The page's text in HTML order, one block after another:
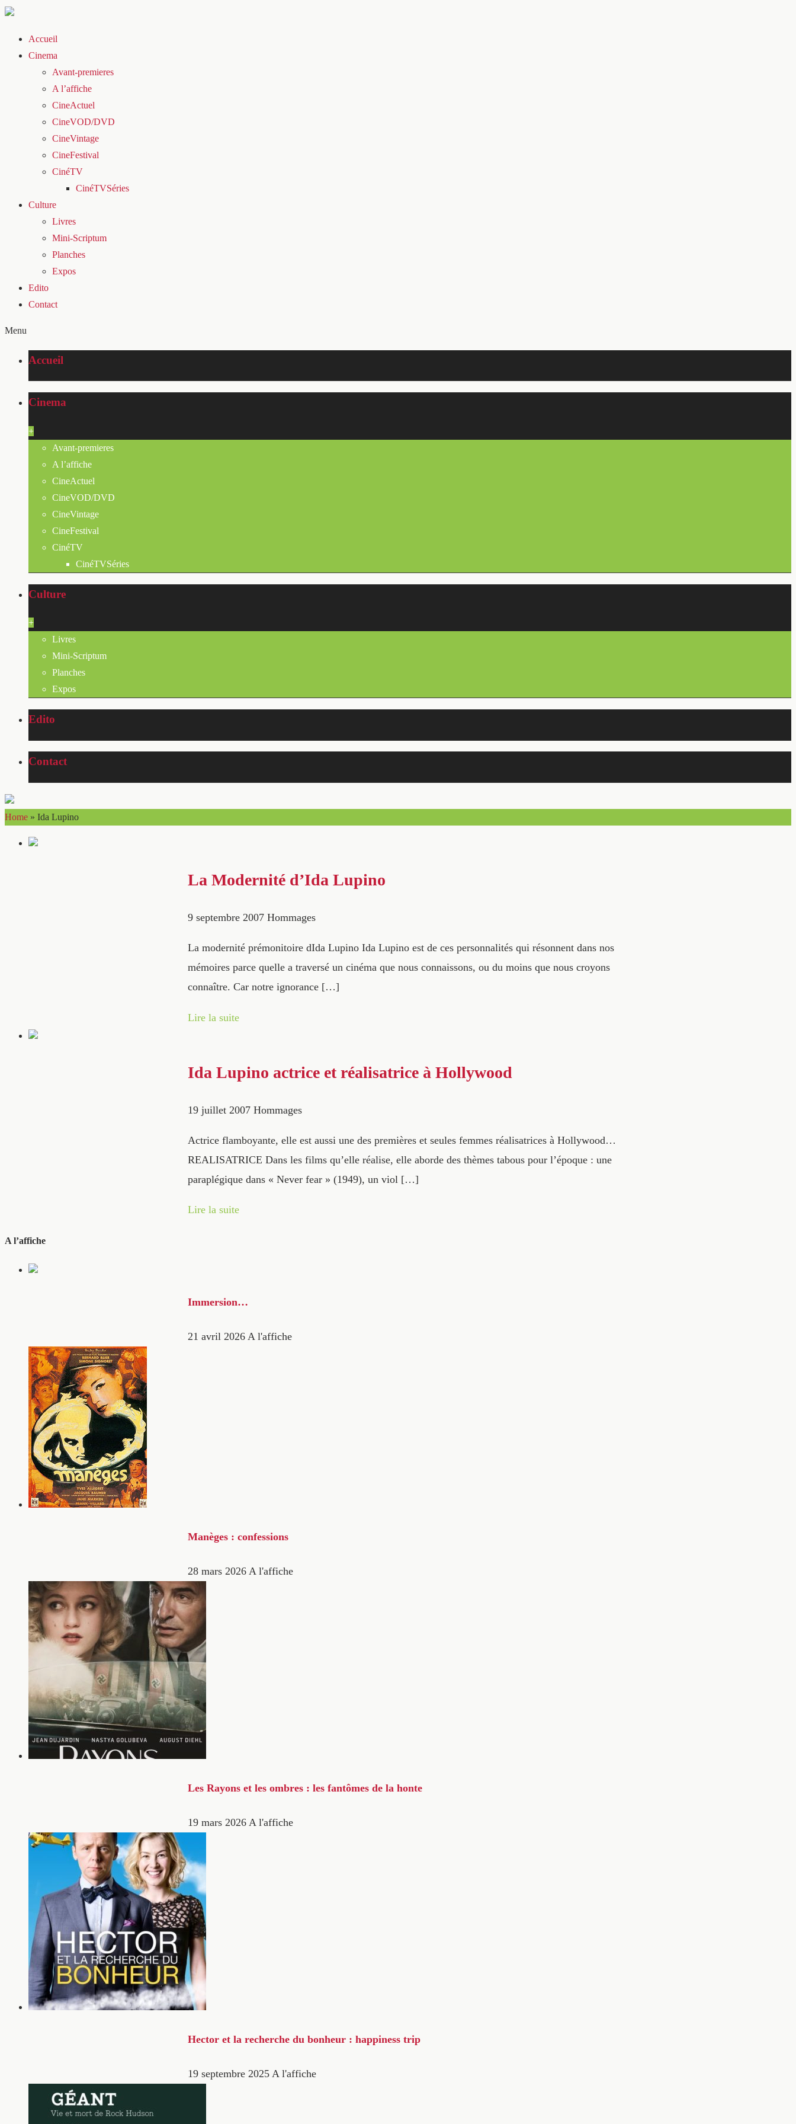
Accueil
Cinema
Avant-premieres
A l’affiche
CineActuel
CineVOD/DVD
CineVintage
CineFestival
CinéTV
CinéTVSéries
Culture
Livres
Mini-Scriptum
Planches
Expos
Edito
Contact
Menu
Accueil
Cinema
+
Avant-premieres
A l’affiche
CineActuel
CineVOD/DVD
CineVintage
CineFestival
CinéTV
CinéTVSéries
Culture
+
Livres
Mini-Scriptum
Planches
Expos
Edito
Contact
Home » Ida Lupino
La Modernité d’Ida Lupino
9 septembre 2007 Hommages
La modernité prémonitoire dIda Lupino Ida Lupino est de ces personnalités qui résonnent dans nos
mémoires parce quelle a traversé un cinéma que nous connaissons, ou du moins que nous croyons
connaître. Car notre ignorance […]
Lire la suite
Ida Lupino actrice et réalisatrice à Hollywood
19 juillet 2007 Hommages
Actrice flamboyante, elle est aussi une des premières et seules femmes réalisatrices à Hollywood…
REALISATRICE Dans les films qu’elle réalise, elle aborde des thèmes tabous pour l’époque : une
paraplégique dans « Never fear » (1949), un viol […]
Lire la suite
A l’affiche
Immersion…
21 avril 2026 A l'affiche
Manèges : confessions
28 mars 2026 A l'affiche
Les Rayons et les ombres : les fantômes de la honte
19 mars 2026 A l'affiche
Hector et la recherche du bonheur : happiness trip
19 septembre 2025 A l'affiche